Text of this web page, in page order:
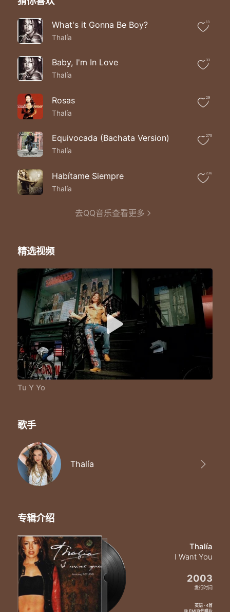
Aprovechemos vida mía
Tu y yo
Que nos amamos tu y yo
Que nos deseamos tu y yo
Hasta la muerte tu y yo
Tu y yo
Nos amamos de verdad
Un valor tu y yo
Desde que a mi vida entraste tu
Mi corazón
Cuantas cosas no hemos vivido
Y el uno a otro nos necesitamos
Por el amor de todos estos años
Te quiero dar esta canción
Así como los buenos artesanos
Que puede ser la vida ahorita
Aprovechemos que nos brinda
La compañia tuya y mia
Que esta casa necesita
De ti va que este mas bonita
Aprovechemos vida mía
Que nos amamos sin medida
Tu y yo
Que nos amamos tu y yo
Que nos deseamos tu y yo
Hasta la muerte tu y yo
Tu y yo
Que nos amamos tu y yo
Que nos deseamos tu y yo
What's it Gonna Be Boy?
Thalía
13
Baby, I'm In Love
Thalía
33
Rosas
Thalía
29
Equivocada (Bachata Version)
Thalía
275
Habítame Siempre
Thalía
236
去QQ音乐查看更多
精选视频
Tu Y Yo
歌手
Thalía
专辑介绍
Thalía
I Want You
2003
发行时间
英语 · 4首
@ EMI百代唱片